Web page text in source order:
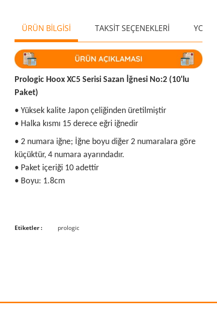
ÜRÜN BİLGİSİ TAKSİT SEÇENEKLERİ
Prologic Hoox XC5 Serisi Sazan İğnesi No:2 (10'lu
Paket)
• Yüksek kalite Japon çeliğinden üretilmiştir
• Halka kısmı 15 derece eğri iğnedir
• 2 numara iğne; İğne boyu diğer 2 numaralara göre
küçüktür, 4 numara ayarındadır.
• Paket içeriği 10 adettir
• Boyu: 1.8cm
Bu ürünün fiyat bilgisi, resim, ürün açıklamalarında ve diğer
Ürün bilgilerinde hatalar bulunuyor.
Etiketler : prologic